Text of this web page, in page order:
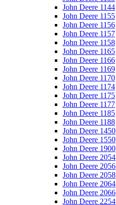
John Deere 1144
John Deere 1155
John Deere 1156
John Deere 1157
John Deere 1158
John Deere 1165
John Deere 1166
John Deere 1169
John Deere 1170
John Deere 1174
John Deere 1175
John Deere 1177
John Deere 1185
John Deere 1188
John Deere 1450
John Deere 1550
John Deere 1900
John Deere 2054
John Deere 2056
John Deere 2058
John Deere 2064
John Deere 2066
John Deere 2254